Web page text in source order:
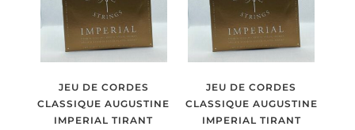
JEU DE CORDES
CLASSIQUE AUGUSTINE
IMPERIAL TIRANT
JEU DE CORDES
CLASSIQUE AUGUSTINE
IMPERIAL TIRANT